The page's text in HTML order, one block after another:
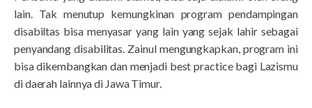
lain. Tak menutup kemungkinan program pendampingan
disabiltas bisa menyasar yang lain yang sejak lahir sebagai
penyandang disabilitas. Zainul mengungkapkan, program ini
bisa dikembangkan dan menjadi best practice bagi Lazismu
di daerah lainnya di Jawa Timur.